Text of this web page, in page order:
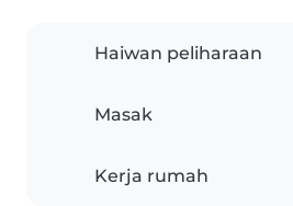
Haiwan peliharaan
Masak
Kerja rumah